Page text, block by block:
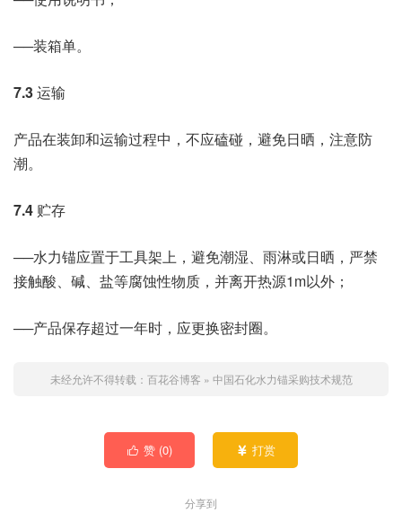
──装箱单。
7.3运输
产品在装卸和运输过程中，不应磕碰，避免日晒，注意防
潮。
7.4 贮存
──水力锚应置于工具架上，避免潮湿、雨淋或日晒，严禁
接触酸、碱、盐等腐蚀性物质，并离开热源1m以外；
──产品保存超过一年时，应更换密封圈。
未经允许不得转载： 百花谷博客 » 中国石化水力锚采购技术规范
 赞 (0)  打赏
分享到